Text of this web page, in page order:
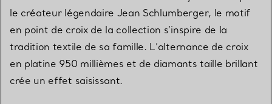
le créateur légendaire Jean Schlumberger, le motif
en point de croix de la collection s’inspire de la
tradition textile de sa famille. L’alternance de croix
en platine 950 millièmes et de diamants taille brillant
crée un effet saisissant.